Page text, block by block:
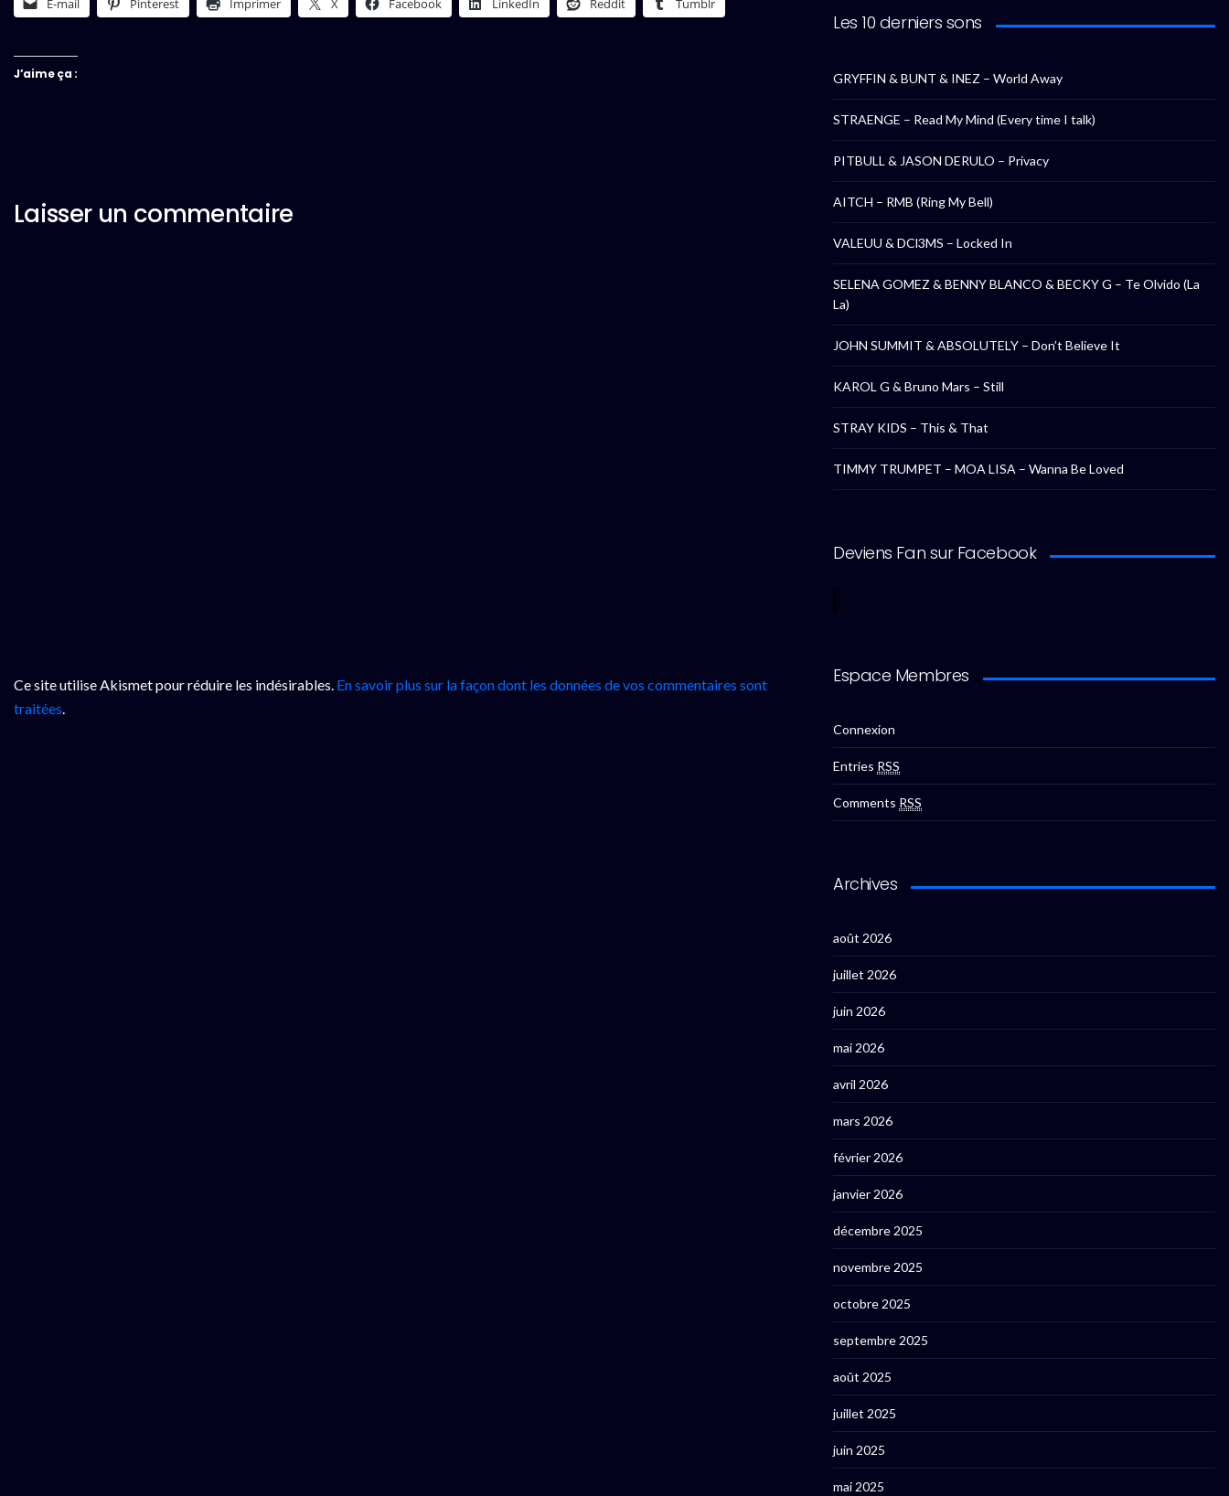
E-mail Pinterest Imprimer X Facebook LinkedIn Reddit Tumblr
J’aime ça :
Laisser un commentaire
Ce site utilise Akismet pour réduire les indésirables. En savoir plus sur la façon dont les données de vos commentaires sont
traitées.
Les 10 derniers sons
GRYFFIN & BUNT & INEZ – World Away
STRAENGE – Read My Mind (Every time I talk)
PITBULL & JASON DERULO – Privacy
AITCH – RMB (Ring My Bell)
VALEUU & DCl3MS – Locked In
SELENA GOMEZ & BENNY BLANCO & BECKY G – Te Olvido (La
La)
JOHN SUMMIT & ABSOLUTELY – Don’t Believe It
KAROL G & Bruno Mars – Still
STRAY KIDS – This & That
TIMMY TRUMPET – MOA LISA – Wanna Be Loved
Deviens Fan sur Facebook
Espace Membres
Connexion
Entries RSS
Comments RSS
Archives
août 2026
juillet 2026
juin 2026
mai 2026
avril 2026
mars 2026
février 2026
janvier 2026
décembre 2025
novembre 2025
octobre 2025
septembre 2025
août 2025
juillet 2025
juin 2025
mai 2025